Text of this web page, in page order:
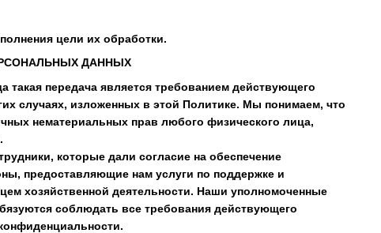
цели их обработки.
ДАННЫХ
передача является требованием действующего
случаях, изложенных в этой Политике. Мы понимаем, что
нематериальных прав любого физического лица,
которые дали согласие на обеспечение
предоставляющие нам услуги по поддержке и
хозяйственной деятельности. Наши уполномоченные
соблюдать все требования действующего